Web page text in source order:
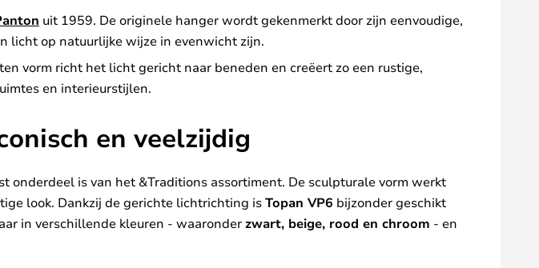
uit 1959. De originele hanger wordt gekenmerkt door zijn eenvoudige,
licht op natuurlijke wijze in evenwicht zijn.
vorm richt het licht gericht naar beneden en creëert zo een rustige,
en interieurstijlen.
en veelzijdig
onderdeel is van het &Traditions assortiment. De sculpturale vorm werkt
look. Dankzij de gerichte lichtrichting isTopan VP6 bijzonder geschikt
in verschillende kleuren - waaronderzwart, beige, rood en chroom - en